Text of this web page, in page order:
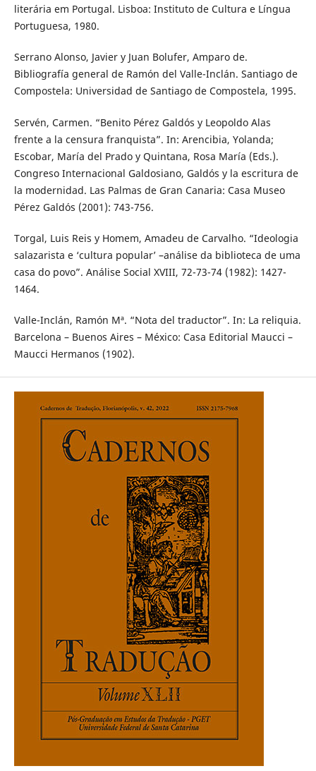
literária em Portugal. Lisboa: Instituto de Cultura e Língua
Portuguesa, 1980.
Serrano Alonso, Javier y Juan Bolufer, Amparo de.
Bibliografía general de Ramón del Valle-Inclán. Santiago de
Compostela: Universidad de Santiago de Compostela, 1995.
Servén, Carmen. “Benito Pérez Galdós y Leopoldo Alas
frente a la censura franquista”. In: Arencibia, Yolanda;
Escobar, María del Prado y Quintana, Rosa María (Eds.).
Congreso Internacional Galdosiano, Galdós y la escritura de
la modernidad. Las Palmas de Gran Canaria: Casa Museo
Pérez Galdós (2001): 743-756.
Torgal, Luis Reis y Homem, Amadeu de Carvalho. “Ideologia
salazarista e ‘cultura popular’ –análise da biblioteca de uma
casa do povo”. Análise Social XVIII, 72-73-74 (1982): 1427-
1464.
Valle-Inclán, Ramón Mª. “Nota del traductor”. In: La reliquia.
Barcelona – Buenos Aires – México: Casa Editorial Maucci –
Maucci Hermanos (1902).